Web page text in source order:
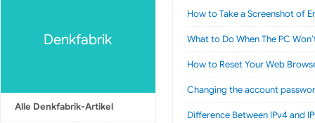
Denkfabrik
Alle Denkfabrik-Artikel
How to Take a Screenshot of
What to Do When The PC
How to Reset Your Web
Changing the account
Difference Between IPv4 and